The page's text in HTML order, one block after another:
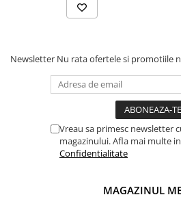
Radio cu ceas & portabile
Mobila dormitor
Newsletter Nu rata ofertele si promotiile
Vreau sa primesc newsletter
magazinului. Afla mai multe in
Confidentialitate
MAGAZINUL